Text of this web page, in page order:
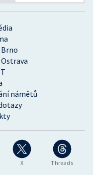
X Threads
námětů